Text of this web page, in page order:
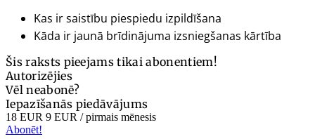
Kas ir saistību piespiedu izpildīšana
Kāda ir jaunā brīdinājuma izsniegšanas kārtība
Šis raksts pieejams tikai abonentiem!
Autorizējies
Vēl neabonē?
Iepazīšanās piedāvājums
18 EUR 9 EUR / pirmais mēnesis
Abonēt!